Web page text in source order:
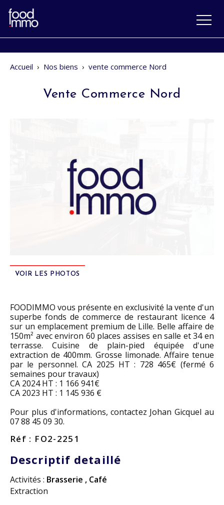
Accueil › Nos biens › vente commerce Nord
Vente Commerce Nord
VOIR LES PHOTOS
FOODIMMO vous présente en exclusivité la vente d'un
superbe fonds de commerce de restaurant licence 4
sur un emplacement premium de Lille. Belle affaire de
150m² avec environ 60 places assises en salle et 34 en
terrasse. Cuisine de plain-pied équipée d'une
extraction de 400mm. Grosse limonade. Affaire tenue
par le personnel. CA 2025 HT : 728 465€ (fermé 6
semaines pour travaux)
CA 2024 HT : 1 166 941€
CA 2023 HT : 1 145 936 €
Pour plus d'informations, contactez Johan Gicquel au
07 88 45 09 30.
Réf : FO2-2251
Descriptif detaillé
Activités : Brasserie , Café
Extraction